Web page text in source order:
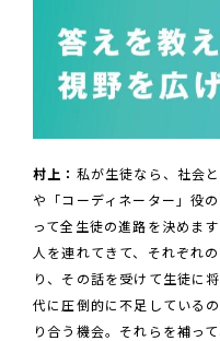
村上： 私が生徒なら、社会
や「コーディネーター」役
って全生徒の進路を決めま
人を連れてきて、それぞれ
り、その話を受けて生徒に
代に圧倒的に不足している
り合う機会。それらを補っ